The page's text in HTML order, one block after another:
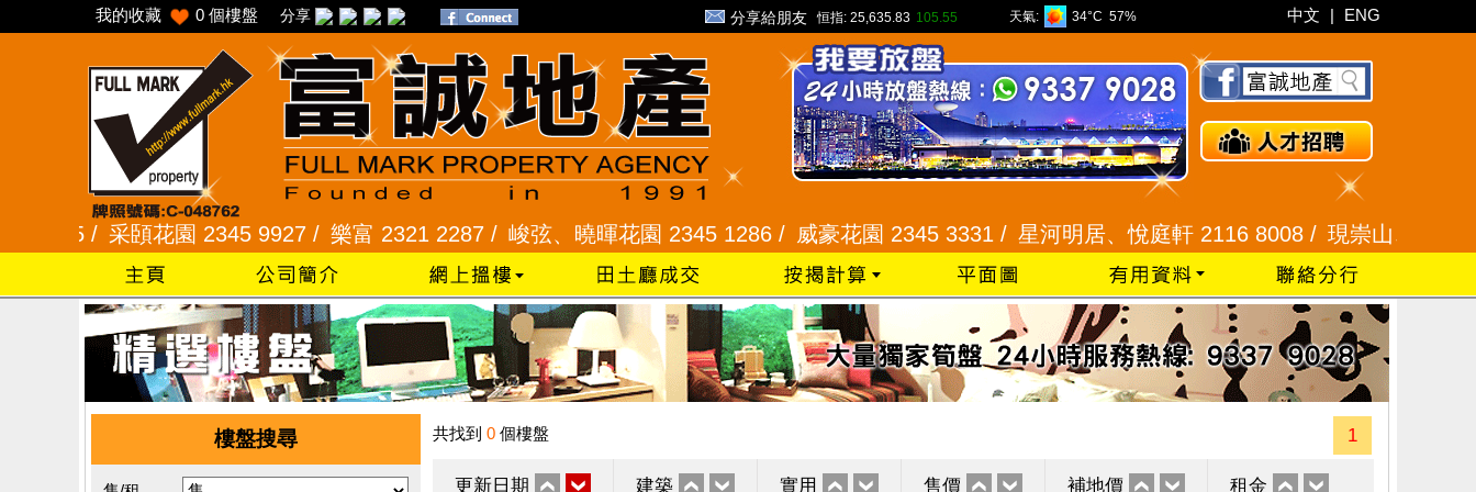
我的收藏 0 個樓盤 分享 分享給朋友 恒指: 25,635.83 105.55 天氣: 34°C 57% 中文 | ENG
采頣花園 2345 9927 /樂富 2321 2287 / 峻弦、曉暉花園 2345 1286 / 威豪花園 2345 3331 /星河明居、悅庭軒 2116 8008 /現崇山、譽港灣
樓盤搜尋 共找到 0 個樓盤 1
更新日期 建築 實用 售價 補地價 租金